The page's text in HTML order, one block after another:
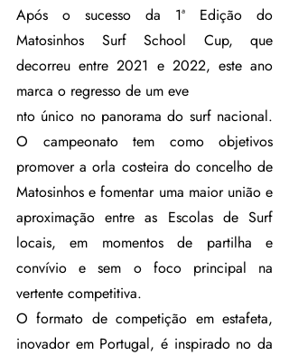
Após o sucesso da 1ª Edição do
Matosinhos Surf School Cup, que
decorreu entre 2021 e 2022, este ano
marca o regresso de um eve
nto único no panorama do surf nacional.
O campeonato tem como objetivos
promover a orla costeira do concelho de
Matosinhos e fomentar uma maior união e
aproximação entre as Escolas de Surf
locais, em momentos de partilha e
convívio e sem o foco principal na
vertente competitiva.
O formato de competição em estafeta,
inovador em Portugal, é inspirado no da